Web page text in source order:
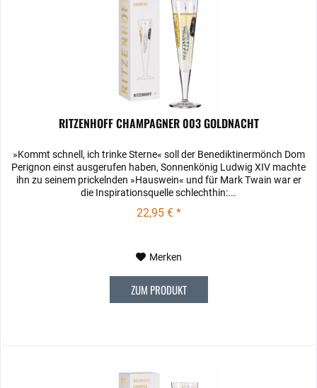
RITZENHOFF CHAMPAGNER 003 GOLDNACHT
»Kommt schnell, ich trinke Sterne« soll der Benediktinermönch Dom
Perignon einst ausgerufen haben, Sonnenkönig Ludwig XIV machte
ihn zu seinem prickelnden »Hauswein« und für Mark Twain war er
die Inspirationsquelle schlechthin:...
22,95 € *
Merken
ZUM PRODUKT